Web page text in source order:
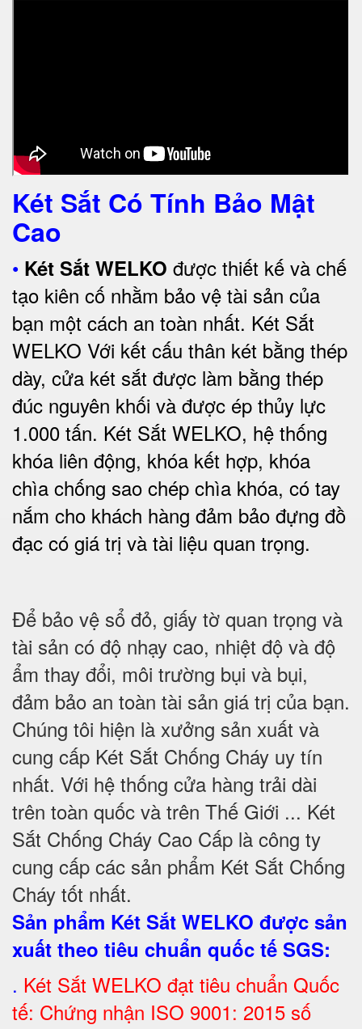
Két Sắt Có Tính Bảo Mật
Cao
• Két Sắt WELKO được thiết kế và chế
tạo kiên cố nhằm bảo vệ tài sản của
bạn một cách an toàn nhất. Két Sắt
WELKO Với kết cấu thân két bằng thép
dày, cửa két sắt được làm bằng thép
đúc nguyên khối và được ép thủy lực
1.000 tấn. Két Sắt WELKO, hệ thống
khóa liên động, khóa kết hợp, khóa
chìa chống sao chép chìa khóa, có tay
nắm cho khách hàng đảm bảo đựng đồ
đạc có giá trị và tài liệu quan trọng.
Để bảo vệ sổ đỏ, giấy tờ quan trọng và
tài sản có độ nhạy cao, nhiệt độ và độ
ẩm thay đổi, môi trường bụi và bụi,
đảm bảo an toàn tài sản giá trị của bạn.
Chúng tôi hiện là xưởng sản xuất và
cung cấp Két Sắt Chống Cháy uy tín
nhất. Với hệ thống cửa hàng trải dài
trên toàn quốc và trên Thế Giới ... Két
Sắt Chống Cháy Cao Cấp là công ty
cung cấp các sản phẩm Két Sắt Chống
Cháy tốt nhất.
Sản phẩm Két Sắt WELKO được sản
xuất theo tiêu chuẩn quốc tế SGS:
. Két Sắt WELKO đạt tiêu chuẩn Quốc
tế: Chứng nhận ISO 9001: 2015 số